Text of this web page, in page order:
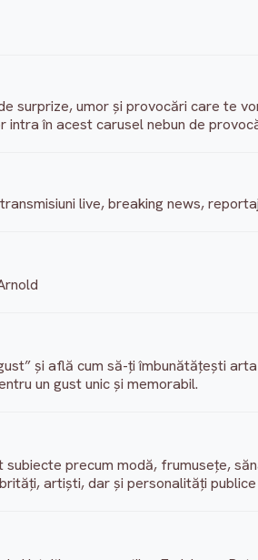
surprize, umor și provocări care te
în acest carusel nebun de
live, breaking news,
și află cum să-ți îmbunătățești
un gust unic și memorabil.
precum modă, frumusețe,
artiști, dar și personalități